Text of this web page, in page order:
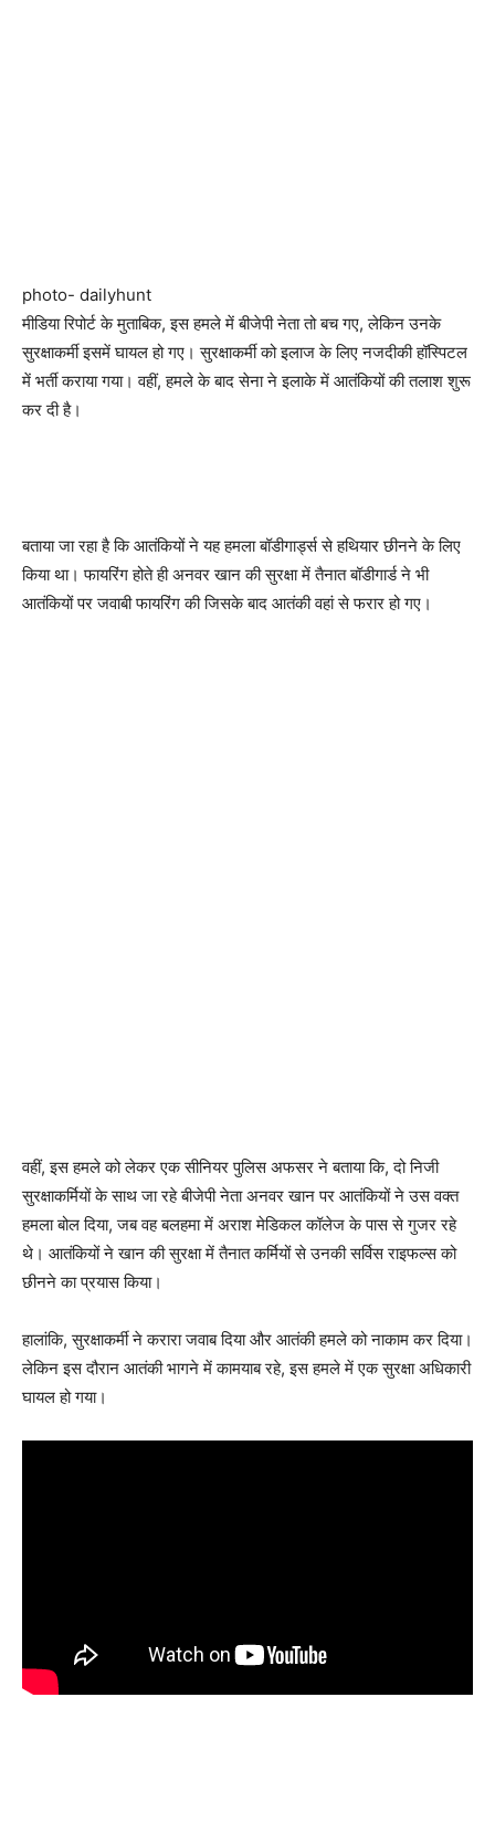
photo- dailyhunt
मीडिया रिपोर्ट के मुताबिक, इस हमले में बीजेपी नेता तो बच गए, लेकिन उनके
सुरक्षाकर्मी इसमें घायल हो गए। सुरक्षाकर्मी को इलाज के लिए नजदीकी हॉस्पिटल
में भर्ती कराया गया। वहीं, हमले के बाद सेना ने इलाके में आतंकियों की तलाश शुरू
कर दी है।
बताया जा रहा है कि आतंकियों ने यह हमला बॉडीगार्ड्स से हथियार छीनने के लिए
किया था। फायरिंग होते ही अनवर खान की सुरक्षा में तैनात बॉडीगार्ड ने भी
आतंकियों पर जवाबी फायरिंग की जिसके बाद आतंकी वहां से फरार हो गए।
वहीं, इस हमले को लेकर एक सीनियर पुलिस अफसर ने बताया कि, दो निजी
सुरक्षाकर्मियों के साथ जा रहे बीजेपी नेता अनवर खान पर आतंकियों ने उस वक्त
हमला बोल दिया, जब वह बलहमा में अराश मेडिकल कॉलेज के पास से गुजर रहे
थे। आतंकियों ने खान की सुरक्षा में तैनात कर्मियों से उनकी सर्विस राइफल्स को
छीनने का प्रयास किया।
हालांकि, सुरक्षाकर्मी ने करारा जवाब दिया और आतंकी हमले को नाकाम कर दिया।
लेकिन इस दौरान आतंकी भागने में कामयाब रहे, इस हमले में एक सुरक्षा अधिकारी
घायल हो गया।